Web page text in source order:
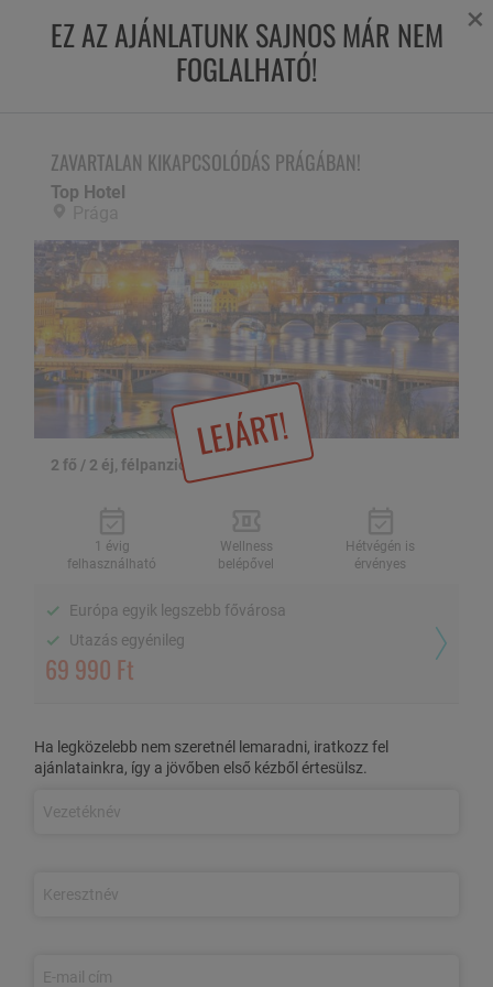
ZAVARTALAN KIKAPCSOLÓDÁS PRÁGÁBAN!
2 fő / 2 éj, félpanzióval
1 évig felhasználható Wellness belépővel
Európa egyik legszebb fővárosa
szabadon átruházható!
AZ AJÁNLAT TARTALMA
Két alkalommal
EZ AZ AJÁNLATUNK SAJNOS MÁR NEM
FOGLALHATÓ!
×
LEJÁRT!
ZAVARTALAN KIKAPCSOLÓDÁS PRÁGÁBAN!
Top Hotel
2 fő / 2 éj, félpanzióval
1 évig
felhasználható
Wellness
belépővel
Hétvégén is
érvényes
Európa egyik legszebb fővárosa
Utazás egyénileg
69 990 Ft
Ha legközelebb nem szeretnél lemaradni, iratkozz fel
ajánlatainkra, így a jövőben első kézből értesülsz.